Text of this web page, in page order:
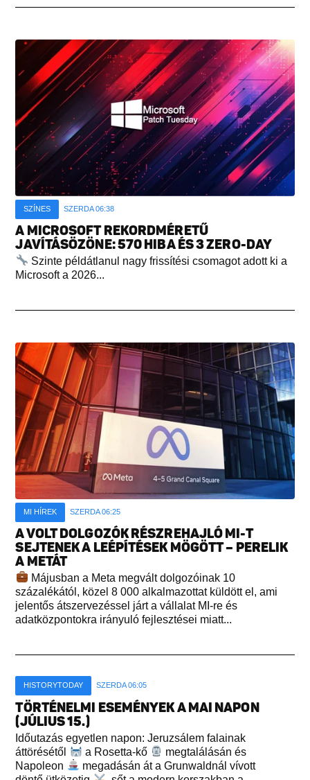
SZÍNES SZERDA 06:38
A MICROSOFT REKORDMÉRETŰ
JAVÍTÁSÖZÖNE: 570 HIBA ÉS 3 ZERO-DAY
Szinte példátlanul nagy frissítési csomagot adott ki a
Microsoft a 2026...
MI HÍREK SZERDA 06:25
A VOLT DOLGOZÓK RÉSZREHAJLÓ MI-T
SEJTENEK A LEÉPÍTÉSEK MÖGÖTT – PERELIK
A METÁT
Májusban a Meta megvált dolgozóinak 10
százalékától, közel 8 000 alkalmazottat küldött el, ami
jelentős átszervezéssel járt a vállalat MI-re és
adatközpontokra irányuló fejlesztései miatt...
HISTORYTODAY SZERDA 06:05
TÖRTÉNELMI ESEMÉNYEK A MAI NAPON
(JÚLIUS 15.)
Időutazás egyetlen napon: Jeruzsálem falainak
áttörésétől
a Rosetta-kő
megtalálásán és
Napoleon
megadásán át a Grunwaldnál vívott